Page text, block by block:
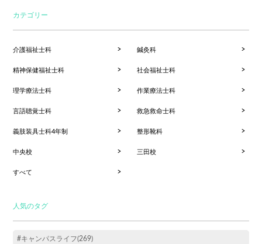
カテゴリー
介護福祉士科 鍼灸科
精神保健福祉士科 社会福祉士科
理学療法士科 作業療法士科
言語聴覚士科 救急救命士科
義肢装具士科4年制 整形靴科
中央校 三田校
すべて
人気のタグ
#キャンパスライフ(269)